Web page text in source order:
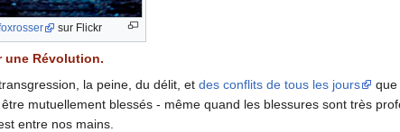
sur Flickr
une Révolution.
la peine, du délit, et des conflits de tous les jours
que
mutuellement blessés - même quand les blessures sont très
entre nos mains.